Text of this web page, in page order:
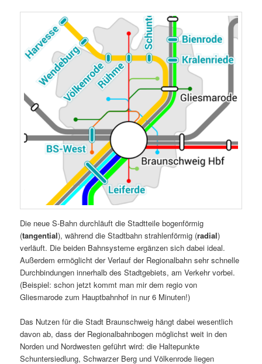
Die neue S-Bahn durchläuft die Stadtteile bogenförmig
(tangential), während die Stadtbahn strahlenförmig (radial)
verläuft. Die beiden Bahnsysteme ergänzen sich dabei ideal.
Außerdem ermöglicht der Verlauf der Regionalbahn sehr schnelle
Durchbindungen innerhalb des Stadtgebiets, am Verkehr vorbei.
(Beispiel: schon jetzt kommt man mir dem regio von
Gliesmarode zum Hauptbahnhof in nur 6 Minuten!)
Das Nutzen für die Stadt Braunschweig hängt dabei wesentlich
davon ab, dass der Regionalbahnbogen möglichst weit in den
Norden und Nordwesten geführt wird: die Haltepunkte
Schuntersiedlung, Schwarzer Berg und Völkenrode liegen